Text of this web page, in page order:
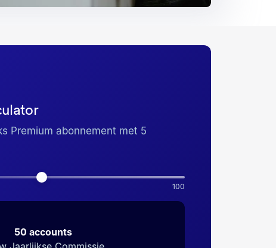
Premium abonnement met 5
100
50 accounts